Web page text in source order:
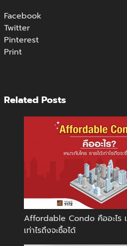
Facebook
Twitter
Pinterest
Print
Related Posts
Affordable Condo คืออะไร เ
เท่าไรถึงจะซื้อได้